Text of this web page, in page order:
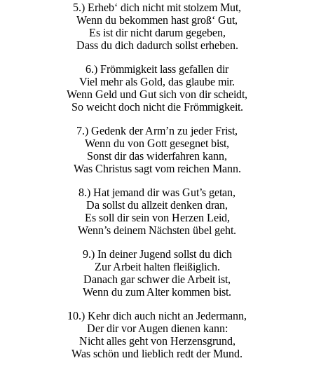
5.) Erheb‘ dich nicht mit stolzem Mut,
Wenn du bekommen hast groß‘ Gut,
Es ist dir nicht darum gegeben,
Dass du dich dadurch sollst erheben.
6.) Frömmigkeit lass gefallen dir
Viel mehr als Gold, das glaube mir.
Wenn Geld und Gut sich von dir scheidt,
So weicht doch nicht die Frömmigkeit.
7.) Gedenk der Arm’n zu jeder Frist,
Wenn du von Gott gesegnet bist,
Sonst dir das widerfahren kann,
Was Christus sagt vom reichen Mann.
8.) Hat jemand dir was Gut’s getan,
Da sollst du allzeit denken dran,
Es soll dir sein von Herzen Leid,
Wenn’s deinem Nächsten übel geht.
9.) In deiner Jugend sollst du dich
Zur Arbeit halten fleißiglich.
Danach gar schwer die Arbeit ist,
Wenn du zum Alter kommen bist.
10.) Kehr dich auch nicht an Jedermann,
Der dir vor Augen dienen kann:
Nicht alles geht von Herzensgrund,
Was schön und lieblich redt der Mund.